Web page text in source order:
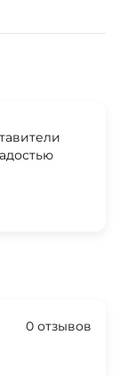
0 отзывов